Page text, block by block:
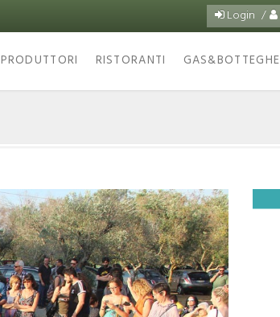
Login
PRODUTTORI RISTORANTI GAS&BOTTEGHE